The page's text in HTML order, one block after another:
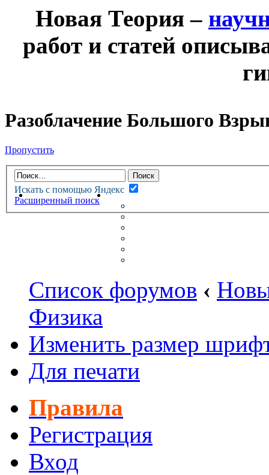
Новая Теория –
работ и статей
Разоблачение Большого
Пропустить
Искать с помощью Яндекс
Расширенный поиск
НОВАЯ ТЕОРИЯФОРУМ
НЕПРОЧИТАННЫЕ
Список форумов ‹
Физика
Изменить размер
Для печати
Правила
Регистрация
Вход